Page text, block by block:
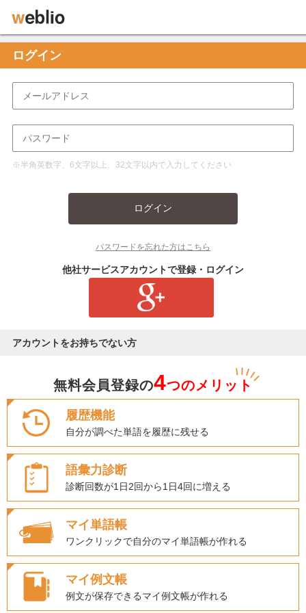
ログイン
※半角英数字、6文字以上、32文字以内で入力してください
ログイン
パスワードを忘れた方はこちら
他社サービスアカウントで登録・ログイン
アカウントをお持ちでない方
無料会員登録の4つのメリット
履歴機能
自分が調べた単語を履歴に残せる
語彙力診断
診断回数が1日2回から1日4回に増える
マイ単語帳
ワンクリックで自分のマイ単語帳が作れる
マイ例文帳
例文が保存できるマイ例文帳が作れる